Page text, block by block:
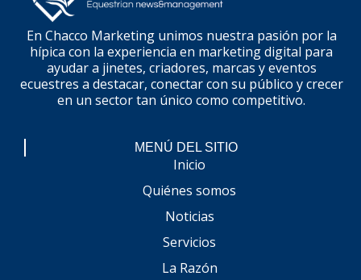
En Chacco Marketing unimos nuestra pasión por la
hípica con la experiencia en marketing digital para
ayudar a jinetes, criadores, marcas y eventos
ecuestres a destacar, conectar con su público y crecer
en un sector tan único como competitivo.
MENÚ DEL SITIO
Inicio
Quiénes somos
Noticias
Servicios
La Razón